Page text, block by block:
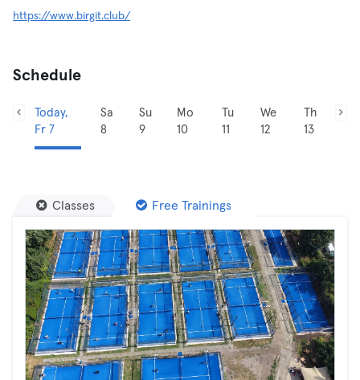
https://www.birgit.club/
Schedule
Today,
Fr 7
Sa
8
Su
9
Mo
10
Tu
11
We
12
Th
13
Classes Free Trainings